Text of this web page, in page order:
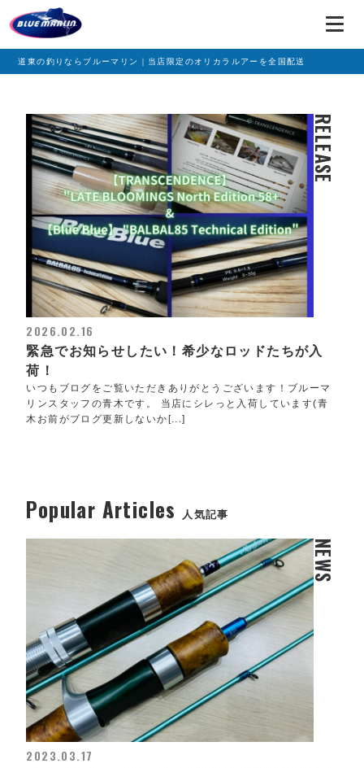
道東の釣りならブルーマリン｜当店限定のオリカラルアーを全国配送
RELEASE
2026.02.16
緊急でお知らせしたい！希少なロッドたちが入
荷！
いつもブログをご覧いただきありがとうございます！ブルーマ
リンスタッフの青木です。 当店にシレっと入荷しています(青
木お前がブログ更新しないか[...]
Popular Articles 人気記事
NEWS
2023.03.17